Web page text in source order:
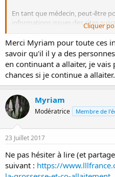
En tant que médecin, peut-être
informations issues des sites
- le CRAT : Centre de Référence
l'Hôpital Armand Trousseau à
http://lecrat.fr/sommaireFR.php
- LactMed (base de données du
le Programme d'information sur
(PIEST) de la Division des
la National Library of Medicine
https://toxnet.nlm.nih.gov/
- la base de données e-lactancia
pédiatres de l'hôpital Marina Alta
maintenue à jour par l'APILAM,
de données est disponible en
lactancia.org/
- la base de données Cybèle de la
pharmaceutiques de Leuven en
Cliquer
Merci Myriam pour toute ces
savoir qu'il il y a des
en continuant a allaiter, je
chances si je continue a allaiter.
Myriam
Modératrice Membre de
23 Juillet 2017
Ne pas hésiter à lire (et
suivant : https://